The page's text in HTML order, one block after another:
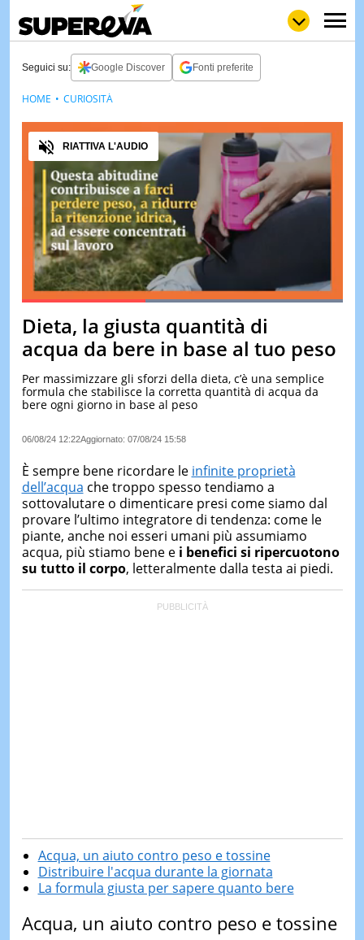
LOLGULP
LOVE
WOW
POP
NEWS
STORIE
VIDEO
QUIZ
&
TEST
&
IERI
Seguici su: Google Discover Fonti preferite
Pause Unmute
Loaded:100.00%
Audio
RIATTIVA L'AUDIO
Dieta, la giusta quantità di
acqua da bere in base al tuo peso
Per massimizzare gli sforzi della dieta, c’è una semplice
formula che stabilisce la corretta quantità di acqua da
bere ogni giorno in base al peso
06/08/24 12:22Aggiornato: 07/08/24 15:58
HOME CURIOSITÀ
È sempre bene ricordare le infinite proprietà
dell’acqua che troppo spesso tendiamo a
sottovalutare o dimenticare presi come siamo dal
provare l’ultimo integratore di tendenza: come le
piante, anche noi esseri umani più assumiamo
acqua, più stiamo bene e i benefici si ripercuotono
su tutto il corpo, letteralmente dalla testa ai piedi.
Acqua, un aiuto contro peso e tossine
Distribuire l'acqua durante la giornata
La formula giusta per sapere quanto bere
Acqua, un aiuto contro peso e tossine